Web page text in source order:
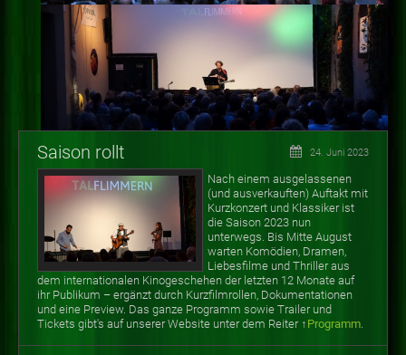
Saison rollt 24. Juni 2023
Nach einem ausgelassenen
(und ausverkauften) Auftakt mit
Kurzkonzert und Klassiker ist
die Saison 2023 nun
unterwegs. Bis Mitte August
warten Komödien, Dramen,
Liebesfilme und Thriller aus
dem internationalen Kinogeschehen der letzten 12 Monate auf
ihr Publikum – ergänzt durch Kurzfilmrollen, Dokumentationen
und eine Preview. Das ganze Programm sowie Trailer und
Tickets gibt's auf unserer Website unter dem Reiter ↑ Programm.